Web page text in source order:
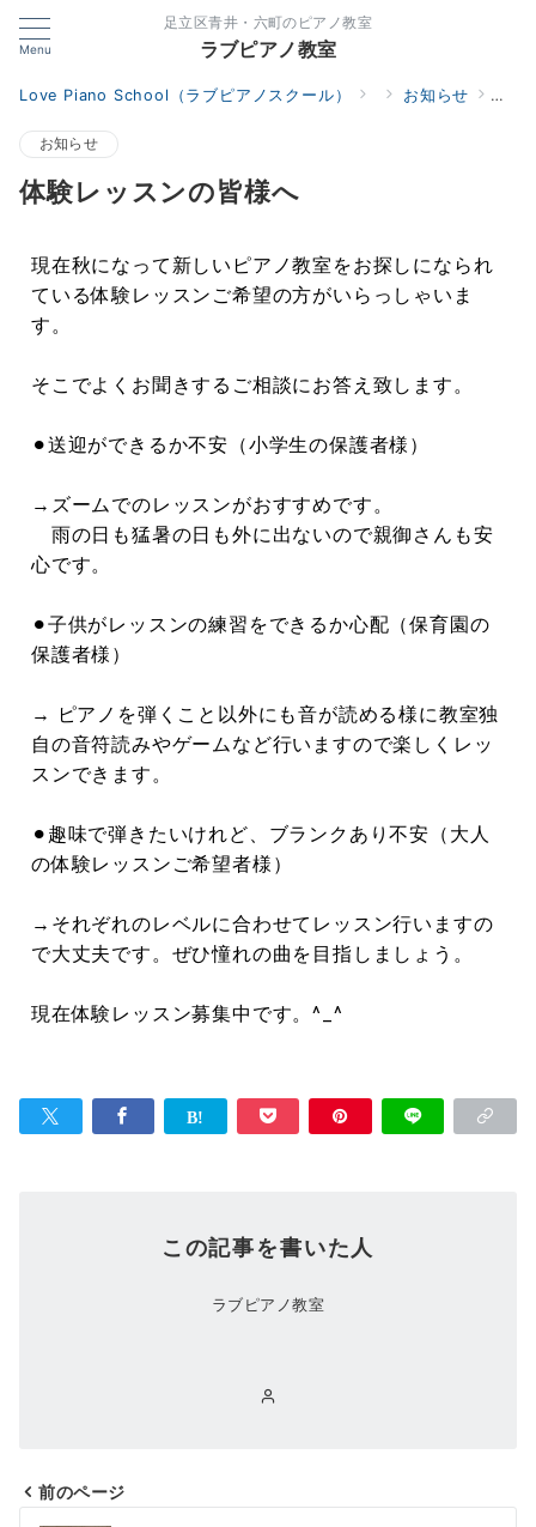
Menu
足立区青井・六町のピアノ教室
ラブピアノ教室
Love Piano School（ラブピアノスクール） お知らせ 体験
お知らせ
体験レッスンの皆様へ
現在秋になって新しいピアノ教室をお探しになられ
ている体験レッスンご希望の方がいらっしゃいま
す。
そこでよくお聞きするご相談にお答え致します。
⚫︎送迎ができるか不安（小学生の保護者様）
→ズームでのレッスンがおすすめです。
雨の日も猛暑の日も外に出ないので親御さんも安
心です。
⚫︎子供がレッスンの練習をできるか心配（保育園の
保護者様）
→ ピアノを弾くこと以外にも音が読める様に教室独
自の音符読みやゲームなど行いますので楽しくレッ
スンできます。
⚫︎趣味で弾きたいけれど、ブランクあり不安（大人
の体験レッスンご希望者様）
→それぞれのレベルに合わせてレッスン行いますの
で大丈夫です。ぜひ憧れの曲を目指しましょう。
現在体験レッスン募集中です。^_^
この記事を書いた人
ラブピアノ教室
前のページ